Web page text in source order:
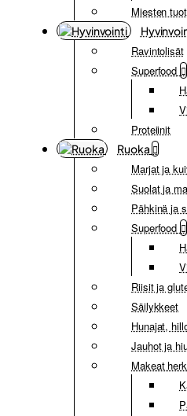
Miesten
Ravintolisät
Superfood
Proteiinit
Ruoka
Marjat ja
Suolat ja
Pähkinä ja
Superfood
Riisit ja
Säilykkeet
Hunajat,
Jauhot ja
Makeat